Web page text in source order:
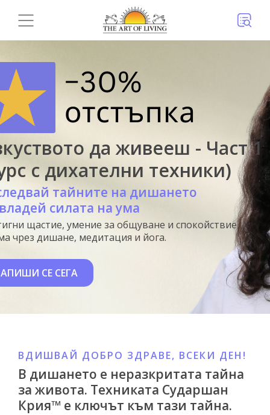
да живееш - Част 1
с дихателни техники)
тайните на дишането
силата на ума
щастие, умение за общуване и спокойствие
чрез дишане, медитация и йога.
СЕ СЕГА
ВДИШВАЙ ДОБРО ЗДРАВЕ, ВСЕКИ ДЕН!
В дишането е неразкритата тайна
за живота. Техниката Сударшан
Крия™ е ключът към тази тайна.